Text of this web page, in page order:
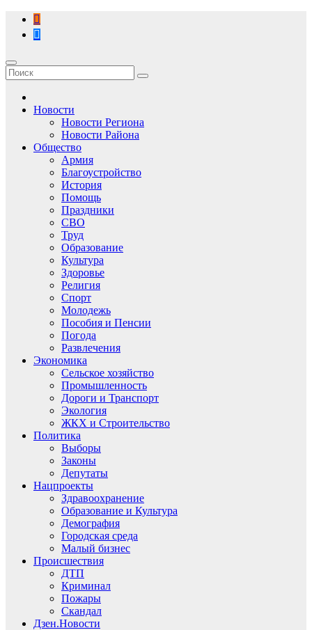
Перейти
содержимому
Новости
Новости Региона
Новости Района
Общество
Армия
Благоустройство
История
Помощь
Праздники
СВО
Труд
Образование
Культура
Здоровье
Религия
Спорт
Молодежь
Пособия и Пенсии
Погода
Развлечения
Экономика
Сельское хозяйство
Промышленность
Дороги и Транспорт
Экология
ЖКХ и Строительство
Политика
Выборы
Законы
Депутаты
Нацпроекты
Здравоохранение
Образование и Культура
Демография
Городская среда
Малый бизнес
Происшествия
ДТП
Криминал
Пожары
Скандал
Дзен.Новости